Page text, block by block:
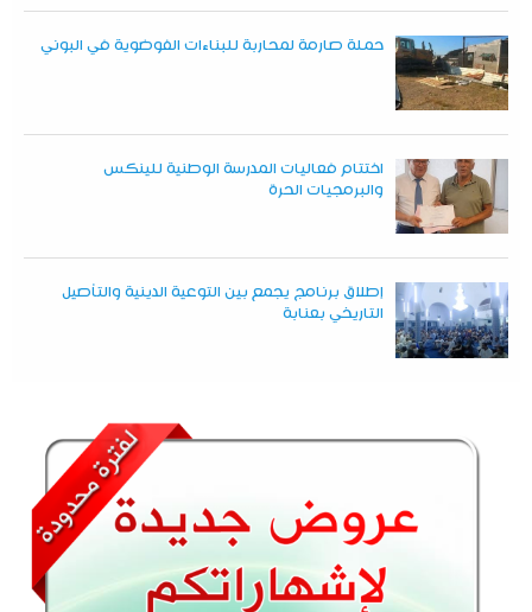
حملة صارمة لمحاربة للبناءات الفوضوية في البوني
اختتام فعاليات المدرسة الوطنية للينكس
والبرمجيات الحرة
إطلاق برنامج يجمع بين التوعية الدينية والتأصيل
التاريخي بعنابة